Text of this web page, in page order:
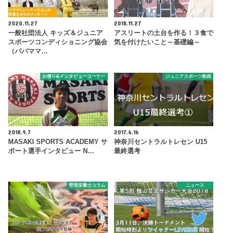
2020.11.27
一般社団法人 キッズ＆ジュニア
スポーツコンディショニング協会
（パパママ…
2018.11.27
アスリートの土台を作る！３食で
気を付けたいこと～基礎編～
お便り&インタビューコーナー
2018.9.7
MASAKI SPORTS ACADEMY サ
ポート選手インタビュー N…
ジュニアスポーツ動画
2017.6.16
神奈川セントラルトレセン U15
最終選考
管理栄養士コラム ニュース